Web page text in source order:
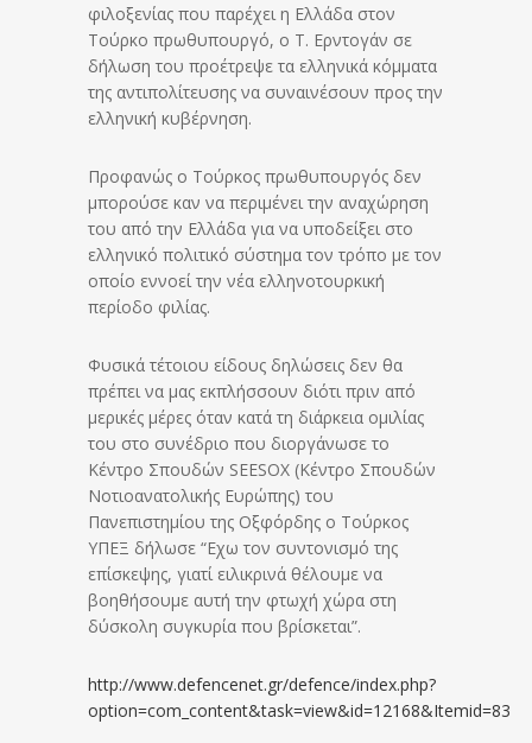
φιλοξενίας που παρέχει η Ελλάδα στον
Τούρκο πρωθυπουργό, ο Τ. Ερντογάν σε
δήλωση του προέτρεψε τα ελληνικά κόμματα
της αντιπολίτευσης να συναινέσουν προς την
ελληνική κυβέρνηση.
Προφανώς ο Τούρκος πρωθυπουργός δεν
μπορούσε καν να περιμένει την αναχώρηση
του από την Ελλάδα για να υποδείξει στο
ελληνικό πολιτικό σύστημα τον τρόπο με τον
οποίο εννοεί την νέα ελληνοτουρκική
περίοδο φιλίας.
Φυσικά τέτοιου είδους δηλώσεις δεν θα
πρέπει να μας εκπλήσσουν διότι πριν από
μερικές μέρες όταν κατά τη διάρκεια ομιλίας
του στο συνέδριο που διοργάνωσε το
Κέντρο Σπουδών SEESOX (Κέντρο Σπουδών
Νοτιοανατολικής Ευρώπης) του
Πανεπιστημίου της Οξφόρδης ο Τούρκος
ΥΠΕΞ δήλωσε “Εχω τον συντονισμό της
επίσκεψης, γιατί ειλικρινά θέλουμε να
βοηθήσουμε αυτή την φτωχή χώρα στη
δύσκολη συγκυρία που βρίσκεται”.
http://www.defencenet.gr/defence/index.php?
option=com_content&task=view&id=12168&Itemid=83